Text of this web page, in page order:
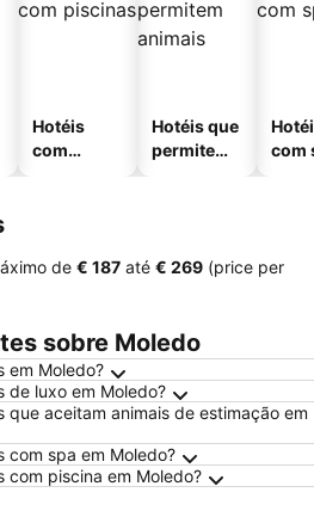
Hotéis
com
Hotéis que
permitem
com
de ‎€ 187 até ‎€ 269 (price per
sobre Moledo
em Moledo?
de luxo em Moledo?
que aceitam animais de estimação em
com spa em Moledo?
com piscina em Moledo?